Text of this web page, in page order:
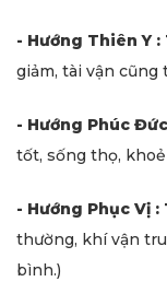
- Hướng Thiên Y :
giảm, tài vận cũng
- Hướng Phúc
tốt, sống thọ,
- Hướng Phục Vị :
thường, khí vận
bình.)